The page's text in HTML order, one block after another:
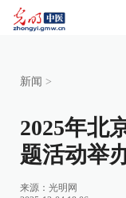
新闻 >
2025年北
题活动举
来源： 光明网